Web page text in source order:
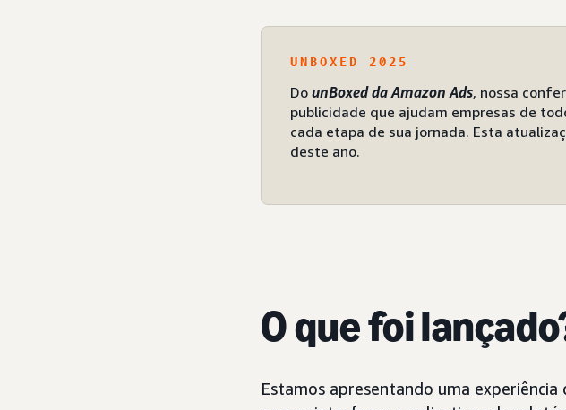
UNBOXED 2025
Do unBoxed da Amazon Ads, nossa
publicidade que ajudam empresas de
cada etapa de sua jornada. Esta
deste ano.
O que foi
Estamos apresentando uma